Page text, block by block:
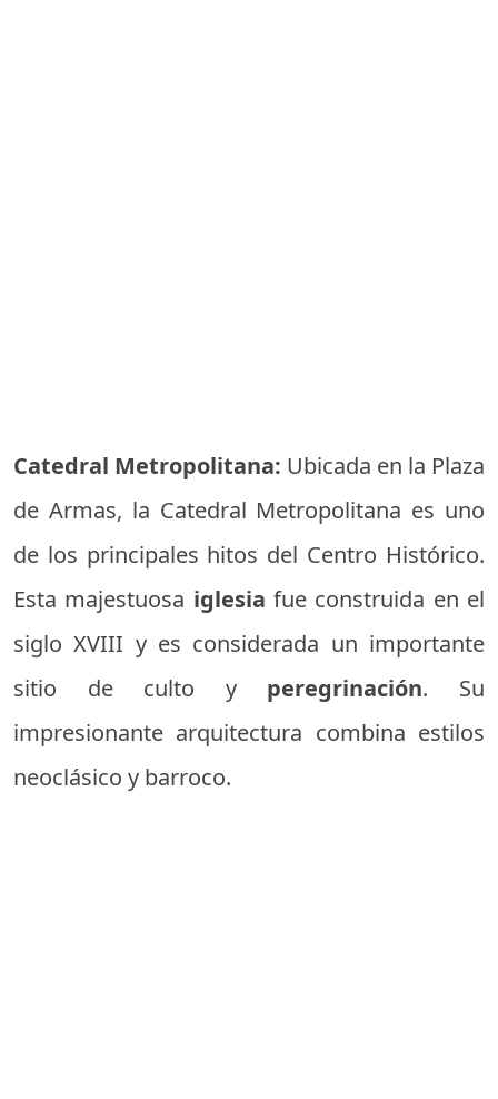
Catedral Metropolitana: Ubicada en la Plaza
de Armas, la Catedral Metropolitana es uno
de los principales hitos del Centro Histórico.
Esta majestuosa iglesia fue construida en el
siglo XVIII y es considerada un importante
sitio de culto y peregrinación. Su
impresionante arquitectura combina estilos
neoclásico y barroco.